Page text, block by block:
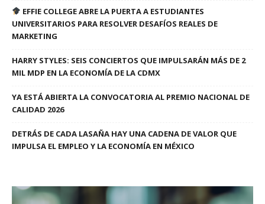
EFFIE COLLEGE ABRE LA PUERTA A ESTUDIANTES
UNIVERSITARIOS PARA RESOLVER DESAFÍOS REALES DE
MARKETING
HARRY STYLES: SEIS CONCIERTOS QUE IMPULSARÁN MÁS DE 2
MIL MDP EN LA ECONOMÍA DE LA CDMX
YA ESTÁ ABIERTA LA CONVOCATORIA AL PREMIO NACIONAL DE
CALIDAD 2026
DETRÁS DE CADA LASAÑA HAY UNA CADENA DE VALOR QUE
IMPULSA EL EMPLEO Y LA ECONOMÍA EN MÉXICO